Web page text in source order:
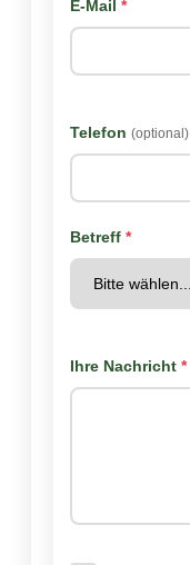
E-Mail *
Telefon (optional)
Betreff *
Ihre Nachricht *